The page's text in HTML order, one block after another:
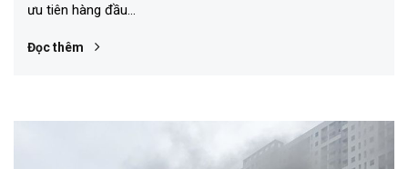
ưu tiên hàng đầu...
Đọc thêm